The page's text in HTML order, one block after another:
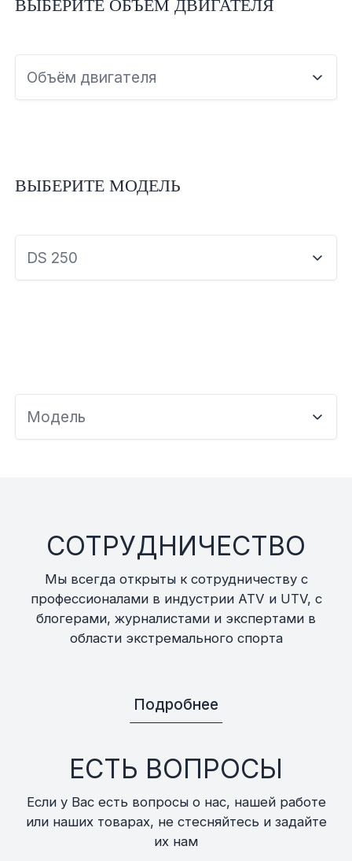
ВЫБЕРИТЕ ОБЪЕМ ДВИГАТЕЛЯ
Объём двигателя
ВЫБЕРИТЕ МОДЕЛЬ
DS 250
Модель
СОТРУДНИЧЕСТВО
Мы всегда открыты к сотрудничеству с
профессионалами в индустрии ATV и UTV, с
блогерами, журналистами и экспертами в
области экстремального спорта
Подробнее
ЕСТЬ ВОПРОСЫ
Если у Вас есть вопросы о нас, нашей работе
или наших товарах, не стесняйтесь и задайте
их нам